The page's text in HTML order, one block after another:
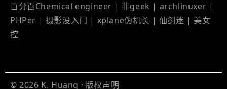
百分百Chemical engineer | 非geek | archlinuxer |
PHPer | 摄影没入门 | xplane伪机长 | 仙剑迷 | 美女
控
© 2026 K. Huang · 版权声明